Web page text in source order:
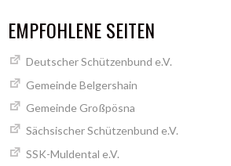
EMPFOHLENE SEITEN
Deutscher Schützenbund e.V.
Gemeinde Belgershain
Gemeinde Großpösna
Sächsischer Schützenbund e.V.
SSK-Muldental e.V.